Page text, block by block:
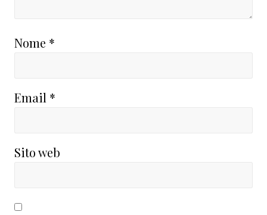
Nome *
Email *
Sito web